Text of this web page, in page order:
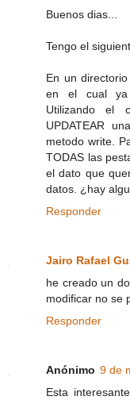
Buenos dias...
Tengo el
En un
en el cual ya
Utilizando el
UPDATEAR
metodo write.
TODAS las
el dato que
datos. ¿hay
Responder
Jairo Rafael
he creado un
modificar no se
Responder
Anónimo 9 de
Esta